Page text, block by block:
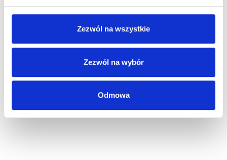
Zezwól na wszystkie
Zezwól na wybór
Odmowa